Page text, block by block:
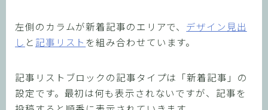
左側のカラムが新着記事のエリアで、 デザイン見出
し と 記事リスト を組み合わせています。
記事リストブロックの記事タイプは「新着記事」の
設定です。最初は何も表示されないですが、記事を